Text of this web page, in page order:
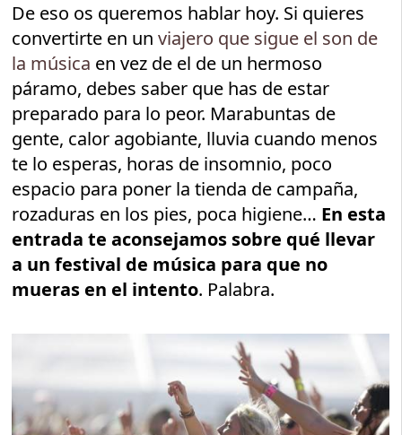
De eso os queremos hablar hoy. Si quieres
convertirte en unviajero que sigue el son de
la música en vez de el de un hermoso
páramo, debes saber que has de estar
preparado para lo peor. Marabuntas de
gente, calor agobiante, lluvia cuando menos
te lo esperas, horas de insomnio, poco
espacio para poner la tienda de campaña,
rozaduras en los pies, poca higiene… En esta
entrada te aconsejamos sobre qué llevar
a un festival de música para que no
mueras en el intento. Palabra.